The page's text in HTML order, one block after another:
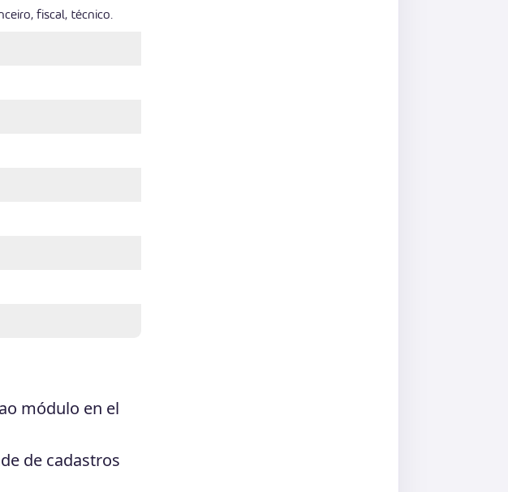
fiscal, técnico.
módulo en el
de cadastros